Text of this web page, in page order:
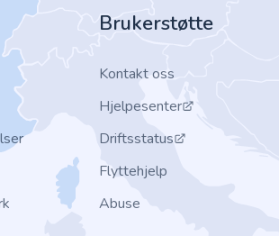
Brukerstøtte
Kontakt oss
Hjelpesenter
Driftsstatus
Flyttehjelp
Abuse